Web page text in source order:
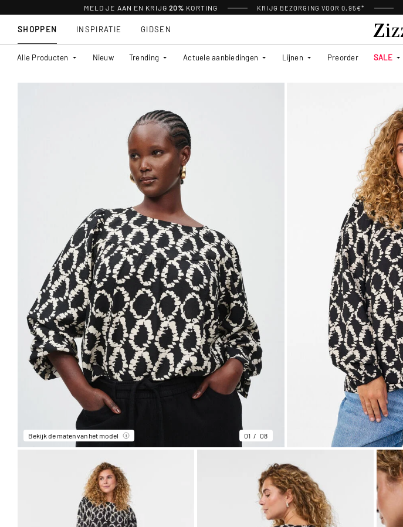
MELD JE AAN EN KRIJG 20% KORTING KRIJG BEZORGING VOOR 0,95€*
SHOPPEN
Alle Producten Nieuw Trending Actuele aanbiedingen Lijnen Preorder SALE
INSPIRATIE GIDSEN
Bekijk de maten van het model 01 08